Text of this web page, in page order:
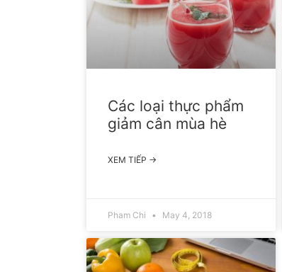
Các loại thực phẩm
giảm cân mùa hè
XEM TIẾP →
Pham Chi May 4, 2018